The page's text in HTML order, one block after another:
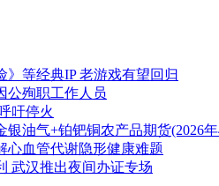
等经典IP 老游戏有望回归
公殉职工作人员
吁停火
油气+铂钯铜农产品期货(2026
心血管代谢隐形健康难题
武汉推出夜间办证专场